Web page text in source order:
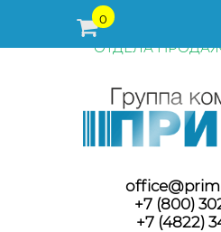
0
ПЕРЕД ОФОРМЛЕНИЕМ
ПОСТАВКИ ТОВАРА
ОТДЕЛА
+7 (800)
+7 (4822)